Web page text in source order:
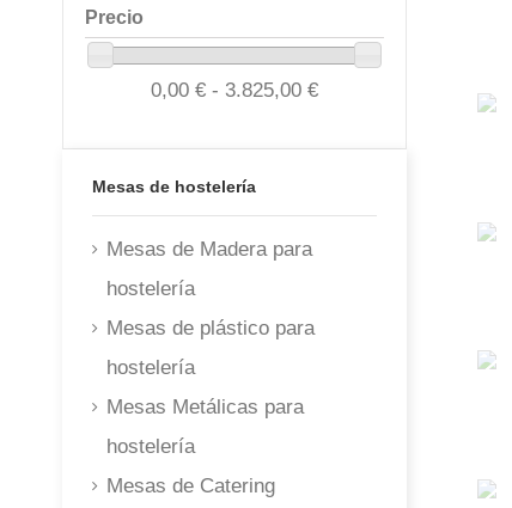
Precio
0,00 € - 3.825,00 €
Mesas de hostelería
Mesas de Madera para
hostelería
Mesas de plástico para
hostelería
Mesas Metálicas para
hostelería
Mesas de Catering